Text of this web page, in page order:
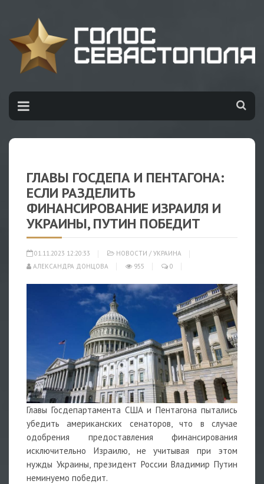
ГЛАВЫ ГОСДЕПА И ПЕНТАГОНА:
ЕСЛИ РАЗДЕЛИТЬ
ФИНАНСИРОВАНИЕ ИЗРАИЛЯ И
УКРАИНЫ, ПУТИН ПОБЕДИТ
01.11.2023 12:20:33 НОВОСТИ / УКРАИНА
АЛЕКСАНДРА ДОНЦОВА
955 0
Главы Госдепартамента США и Пентагона пытались
убедить американских сенаторов, что в случае
одобрения предоставления финансирования
исключительно Израилю, не учитывая при этом
нужды Украины, президент России Владимир Путин
неминуемо победит.